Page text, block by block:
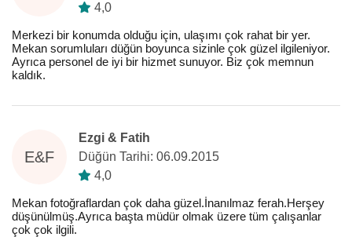
4,0
Merkezi bir konumda olduğu için, ulaşımı çok rahat bir yer.
Mekan sorumluları düğün boyunca sizinle çok güzel ilgileniyor.
Ayrıca personel de iyi bir hizmet sunuyor. Biz çok memnun
kaldık.
E&F
Ezgi & Fatih
Düğün Tarihi: 06.09.2015
4,0
Mekan fotoğraflardan çok daha güzel.İnanılmaz ferah.Herşey
düşünülmüş.Ayrıca başta müdür olmak üzere tüm çalışanlar
çok çok ilgili.